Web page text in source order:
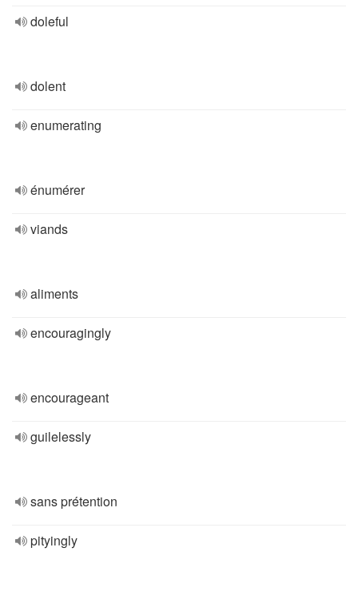
doleful
dolent
enumerating
énumérer
viands
aliments
encouragingly
encourageant
guilelessly
sans prétention
pityingly